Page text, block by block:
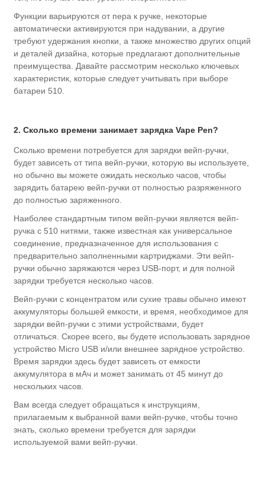
Функции варьируются от пера к ручке, некоторые
автоматически активируются при надувании, а другие
требуют удержания кнопки, а также множество других опций
и деталей дизайна, которые предлагают дополнительные
преимущества. Давайте рассмотрим несколько ключевых
характеристик, которые следует учитывать при выборе
батареи 510.
2. Сколько времени занимает зарядка Vape Pen?
Сколько времени потребуется для зарядки вейп-ручки,
будет зависеть от типа вейп-ручки, которую вы используете,
но обычно вы можете ожидать несколько часов, чтобы
зарядить батарею вейп-ручки от полностью разряженного
до полностью заряженного.
Наиболее стандартным типом вейп-ручки является вейп-
ручка с 510 нитями, также известная как универсальное
соединение, предназначенное для использования с
предварительно заполненными картриджами. Эти вейп-
ручки обычно заряжаются через USB-порт, и для полной
зарядки требуется несколько часов.
Вейп-ручки с концентратом или сухие травы обычно имеют
аккумуляторы большей емкости, и время, необходимое для
зарядки вейп-ручки с этими устройствами, будет
отличаться. Скорее всего, вы будете использовать зарядное
устройство Micro USB и/или внешнее зарядное устройство.
Время зарядки здесь будет зависеть от емкости
аккумулятора в мАч и может занимать от 45 минут до
нескольких часов.
Вам всегда следует обращаться к инструкциям,
прилагаемым к выбранной вами вейп-ручке, чтобы точно
знать, сколько времени требуется для зарядки
используемой вами вейп-ручки.